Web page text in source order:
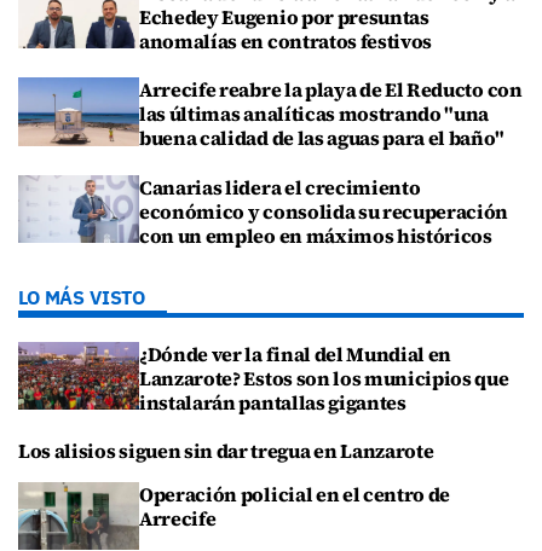
Echedey Eugenio por presuntas
anomalías en contratos festivos
Arrecife reabre la playa de El Reducto con
las últimas analíticas mostrando "una
buena calidad de las aguas para el baño"
Canarias lidera el crecimiento
económico y consolida su recuperación
con un empleo en máximos históricos
LO MÁS VISTO
¿Dónde ver la final del Mundial en
Lanzarote? Estos son los municipios que
instalarán pantallas gigantes
Los alisios siguen sin dar tregua en Lanzarote
Operación policial en el centro de
Arrecife